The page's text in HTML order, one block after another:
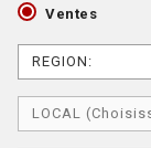
Ventes
REGION:
LOCAL